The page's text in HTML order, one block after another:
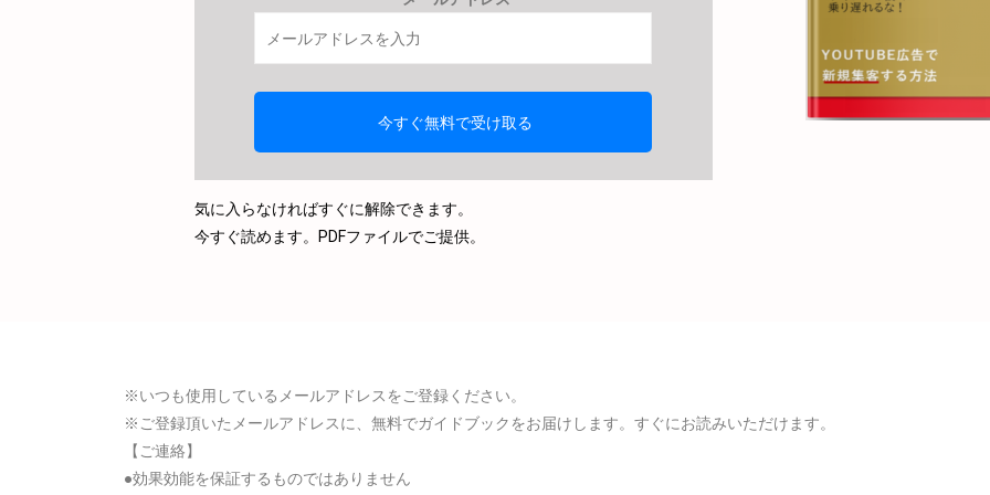
気に入らなければすぐに解除できます。
今すぐ読めます。PDFファイルでご提供。
※いつも使用しているメールアドレスをご登録ください。
※ご登録頂いたメールアドレスに、無料でガイドブックをお届けします。すぐにお読みいただけます。
【ご連絡】
●効果効能を保証するものではありません